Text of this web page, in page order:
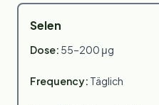
Selen
Dose: 55–200 μg
Frequency: Täglich